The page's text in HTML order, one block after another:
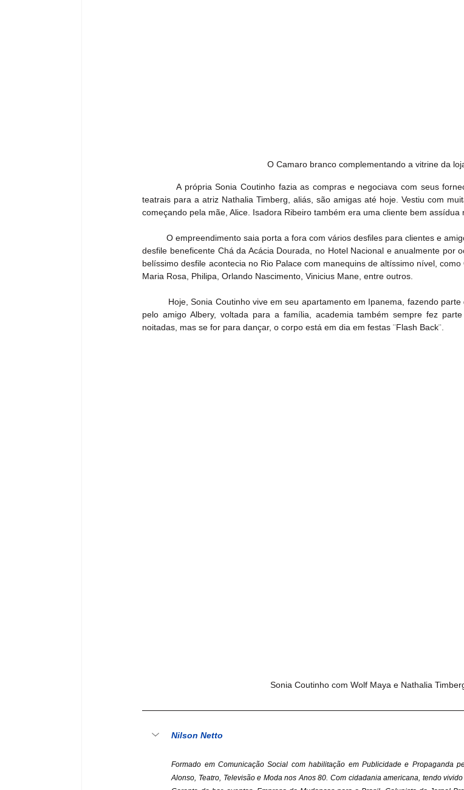
O Camaro branco complementando a vitrine da
A própria Sonia Coutinho fazia as compras e negociava com seus
teatrais para a atriz Nathalia Timberg, aliás, são amigas até hoje. Vestiu com
começando pela mãe, Alice. Isadora Ribeiro também era uma cliente bem assídua
	O empreendimento saia porta a fora com vários desfiles para clientes e amigos. Participou por alguns anos no
desfile beneficente Chá da Acácia Dourada, no Hotel Nacional e anualmente por
belíssimo desfile acontecia no Rio Palace com manequins de altíssimo nível, como
Maria Rosa, Philipa, Orlando Nascimento, Vinicius Mane, entre outros.
Hoje, Sonia Coutinho vive em seu apartamento em Ipanema, fazendo parte
pelo amigo Albery, voltada para a família, academia também sempre fez
noitadas, mas se for para dançar, o corpo está em dia em festas ¨Flash Back¨.
Sonia Coutinho com Wolf Maya e Nathalia
Nilson Netto
Formado em Comunicação Social com habilitação em Publicidade e Propaganda
Alonso, Teatro, Televisão e Moda nos Anos 80. Com cidadania americana, tendo